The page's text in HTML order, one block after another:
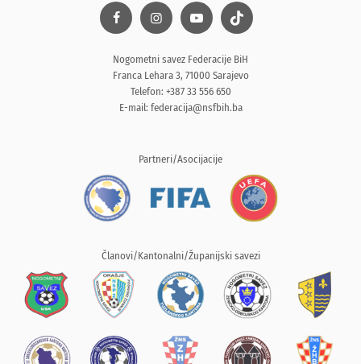
Nogometni savez Federacije BiH
Franca Lehara 3, 71000 Sarajevo
Telefon: +387 33 556 650
E-mail: federacija@nsfbih.ba
Partneri/Asocijacije
Članovi/Kantonalni/Županijski savezi